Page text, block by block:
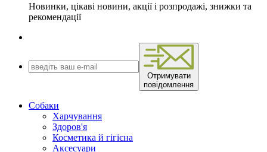
Новинки, цікаві новини, акції і розпродажі, знижки та
рекомендації
Отримувати
повідомлення
Собаки
Харчування
Здоров'я
Косметика й гігієна
Аксесуари